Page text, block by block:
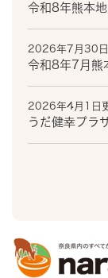
令和8年熊本
2026年7月30
令和8年7月
2026年4月1日
うだ健幸プラ